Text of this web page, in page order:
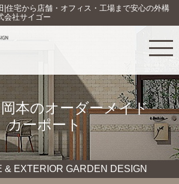
|住宅から店舗・オフィス・工場まで安心の外構
社サイゴー
本のオーダーメイド
カーポート
& EXTERIOR GARDEN DESIGN